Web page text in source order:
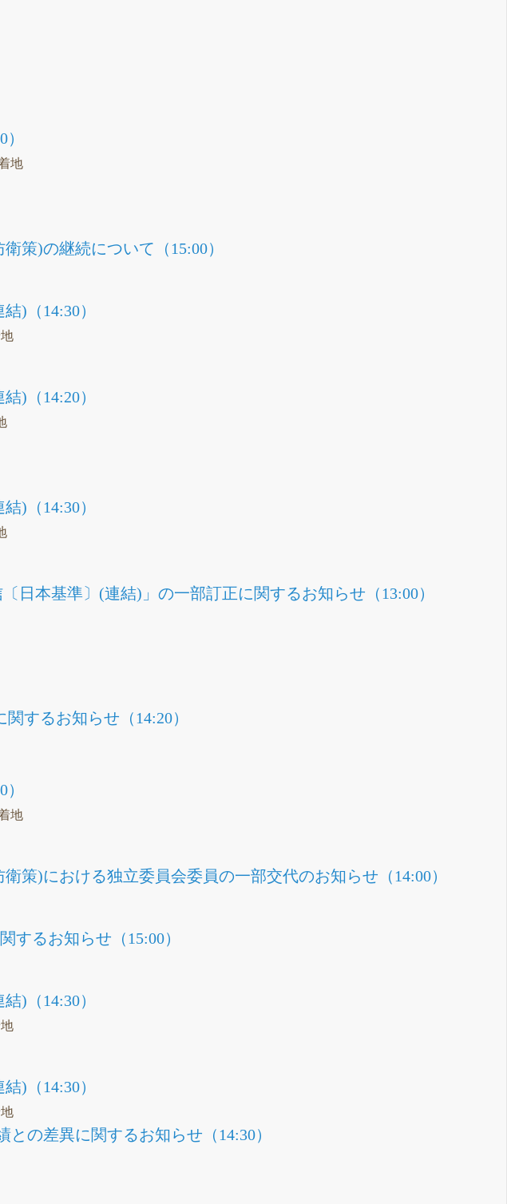
地
策)の継続について（15:00）
)（14:30）
)（14:20）
)（14:30）
日本基準〕(連結)」の一部訂正に関するお知らせ（13:00）
するお知らせ（14:20）
地
策)における独立委員会委員の一部交代のお知らせ（14:00）
するお知らせ（15:00）
)（14:30）
)（14:30）
の差異に関するお知らせ（14:30）